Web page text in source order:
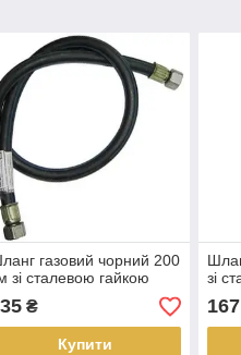
газовий чорний 200
зі сталевою гайкою
₴
Купити
зі
167